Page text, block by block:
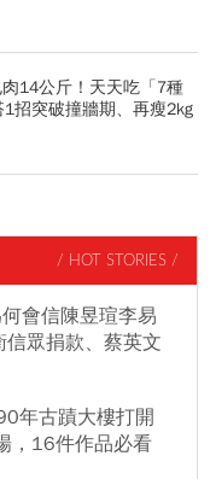
14公斤！天天吃「7種
招突破撞牆期、再瘦2kg
/ HOT STORIES /
會信陳昱瑄李易
眾捐款、蔡英文
年古蹟大樓打開
，16件作品必看